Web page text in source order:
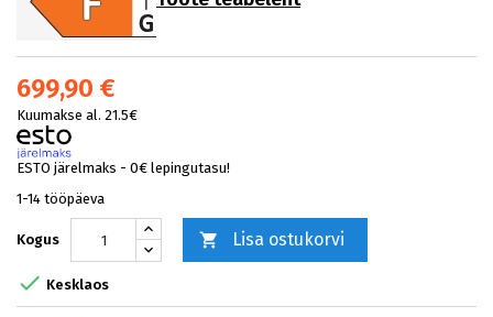
699,90 €
Kuumakse al. 21.5€
ESTO järelmaks - 0€ lepingutasu!
1-14 tööpäeva
Kogus  Lisa ostukorvi
 Kesklaos